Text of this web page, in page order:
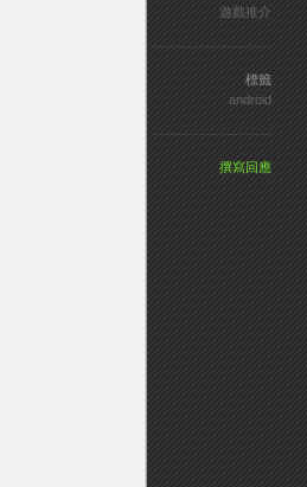
遊戲推介
標籤
android
撰寫回應